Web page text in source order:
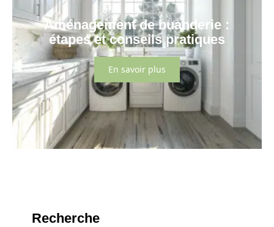
Aménagement de buanderie :
étapes et conseils pratiques
En savoir plus
Recherche